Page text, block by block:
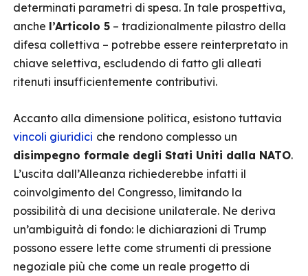
determinati parametri di spesa. In tale prospettiva,
anche l’Articolo 5 – tradizionalmente pilastro della
difesa collettiva – potrebbe essere reinterpretato in
chiave selettiva, escludendo di fatto gli alleati
ritenuti insufficientemente contributivi.
Accanto alla dimensione politica, esistono tuttavia
vincoli giuridici che rendono complesso un
disimpegno formale degli Stati Uniti dalla NATO.
L’uscita dall’Alleanza richiederebbe infatti il
coinvolgimento del Congresso, limitando la
possibilità di una decisione unilaterale. Ne deriva
un’ambiguità di fondo: le dichiarazioni di Trump
possono essere lette come strumenti di pressione
negoziale più che come un reale progetto di